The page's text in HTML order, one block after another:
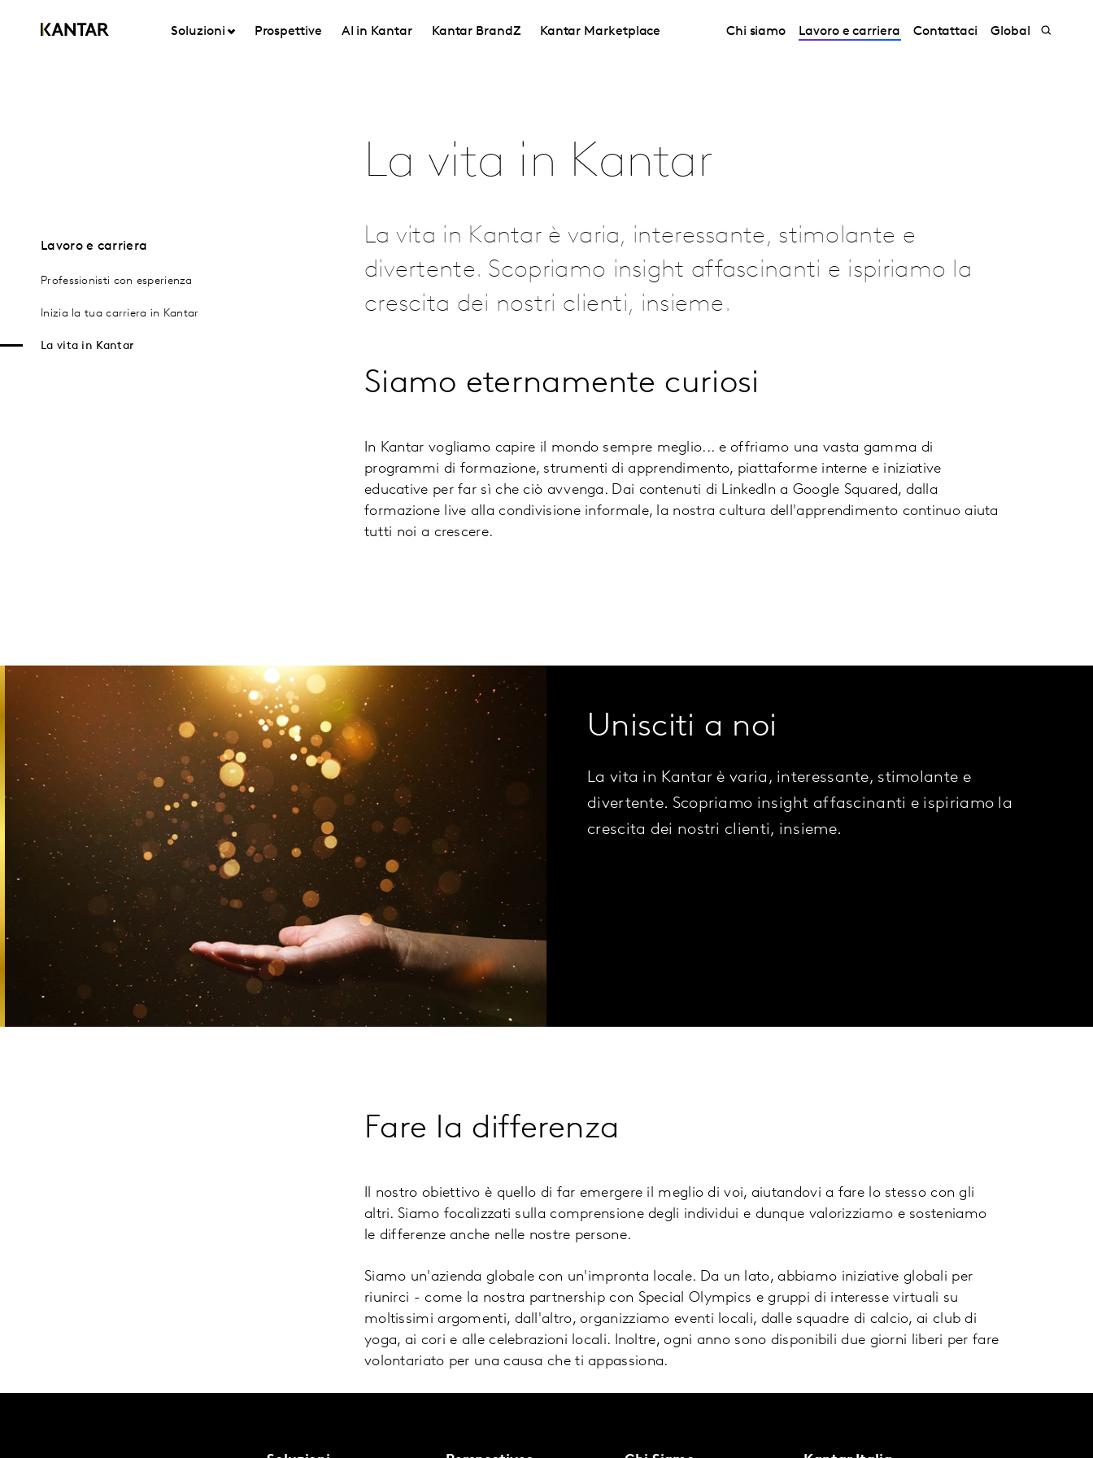
Soluzioni Prospettive AI in Kantar Kantar BrandZ Kantar Marketplace Chi siamo Lavoro e carriera Contattaci Global
La vita in Kantar
Lavoro e carriera
Professionisti con esperienza
Inizia la tua carriera in Kantar
La vita in Kantar
La vita in Kantar è varia, interessante, stimolante e
divertente. Scopriamo insight affascinanti e ispiriamo la
crescita dei nostri clienti, insieme.
Siamo eternamente curiosi
In Kantar vogliamo capire il mondo sempre meglio... e offriamo una vasta gamma di
programmi di formazione, strumenti di apprendimento, piattaforme interne e iniziative
educative per far sì che ciò avvenga. Dai contenuti di LinkedIn a Google Squared, dalla
formazione live alla condivisione informale, la nostra cultura dell'apprendimento continuo aiuta
tutti noi a crescere.
Unisciti a noi
La vita in Kantar è varia, interessante, stimolante e
divertente. Scopriamo insight affascinanti e ispiriamo la
crescita dei nostri clienti, insieme.
Fare la differenza
Il nostro obiettivo è quello di far emergere il meglio di voi, aiutandovi a fare lo stesso con gli
altri. Siamo focalizzati sulla comprensione degli individui e dunque valorizziamo e sosteniamo
le differenze anche nelle nostre persone.
Siamo un'azienda globale con un'impronta locale. Da un lato, abbiamo iniziative globali per
riunirci - come la nostra partnership con Special Olympics e gruppi di interesse virtuali su
moltissimi argomenti, dall'altro, organizziamo eventi locali, dalle squadre di calcio, ai club di
yoga, ai cori e alle celebrazioni locali. Inoltre, ogni anno sono disponibili due giorni liberi per fare
volontariato per una causa che ti appassiona.